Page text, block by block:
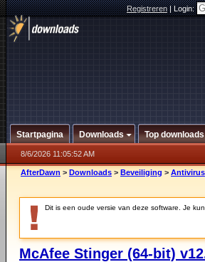
Registreren|Login:
Startpagina Downloads Top downloads
8/6/2026 11:05:52 AM
AfterDawn > Downloads > Beveiliging > Antivirus
Dit is een oude versie van deze software. Je
McAfee Stinger (64-bit)